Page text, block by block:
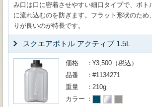
み口は口に密着させやすい細口タイプで、ボト
に流れ込むのを防ぎます。フラット形状のため
りが良いのが特長です。
スクエアボトル アクティブ 1.5L
価格
¥3,500（税込）
品番
#1134271
重量
210g
カラー